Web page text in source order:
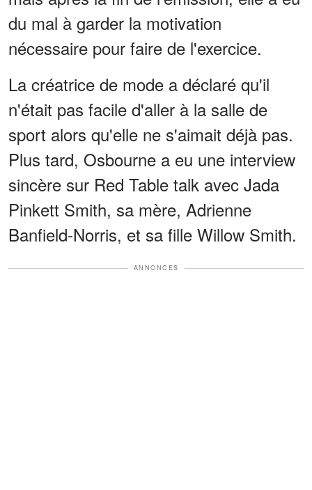
du mal à garder la motivation
nécessaire pour faire de l'exercice.
La créatrice de mode a déclaré qu'il
n'était pas facile d'aller à la salle de
sport alors qu'elle ne s'aimait déjà pas.
Plus tard, Osbourne a eu une interview
sincère sur Red Table talk avec Jada
Pinkett Smith, sa mère, Adrienne
Banfield-Norris, et sa fille Willow Smith.
ANNONCES